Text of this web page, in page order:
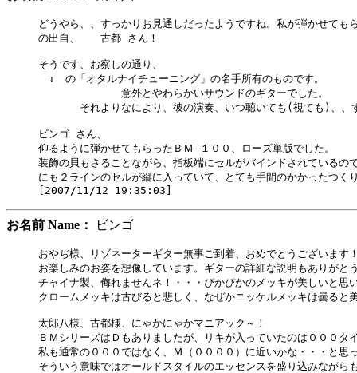
どうやら、、すっかりお見通しだったようですね。私が弾かせても
の出自、　　古都 さん！
そうです、お察しの通り、
↓　の「オタルナイチューニング」の名手所有のものです。
意外とやわらかいサウンドのギターでした。
それよりなにより、彼の演奏、いつ聴いても(視ても)、、す
ビンゴ さん、
仰るように弾かせてもらったＢＭ-１００、ローズ単版でした。
装飾の貝もさることながら、指板端にセルがバインドされているの
にも２ラインのセルが縦に入っていて、とても手間のかかったつく
お名前 Name： ビンゴ
おやぢ様、リゾネーターギター無事ご到着、おめでとうございます
お楽しみのお姿を想像しています。ギターの詳細な説明もありがと
チャイナ製、侮れませんネ！・・・ぴかぴかのメッキが美しいと思
クロームメッキは古びると悲しく、なぜかニッケルメッキは曇ると
太郎八様、古都様、にゃかにゃかマニアック～！
ＢＭシリーズはＤもありましたが、リキが入っていたのは０００タ
私も通常の０００ではなく、Ｍ（００００）に近いかな・・・と思
そういう意味ではオールドスタイルのエッセンスを盛り込みながら